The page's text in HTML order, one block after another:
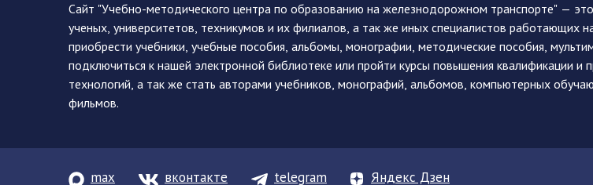
Сайт "Учебно-методического центра по образованию на железнодорожном транспорте" —
ученых, университетов, техникумов и их филиалов, а так же иных специалистов
приобрести учебники, учебные пособия, альбомы, монографии, методические пособия,
подключиться к нашей электронной библиотеке или пройти курсы повышения квалификации
технологий, а так же стать авторами учебников, монографий, альбомов, компьютерных
фильмов.
max вконтакте telegram Яндекс Дзен